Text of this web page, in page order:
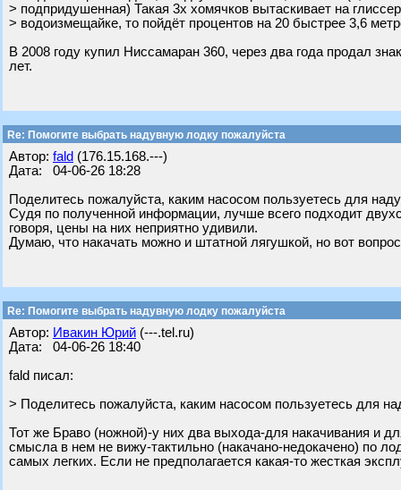
> подпридушенная) Такая 3х хомячков вытаскивает на
> водоизмещайке, то пойдёт процентов на 20 быстрее 3,6
В 2008 году купил Ниссамаран 360, через два года продал
лет.
Re: Помогите выбрать надувную лодку пожалуйста
Автор: fald (176.15.168.---)
Дата: 04-06-26 18:28
Поделитесь пожалуйста, каким насосом пользуетесь для
Судя по полученной информации, лучше всего подходит
говоря, цены на них неприятно удивили.
Думаю, что накачать можно и штатной лягушкой, но вот
Re: Помогите выбрать надувную лодку пожалуйста
Автор: Ивакин Юрий (---.tel.ru)
Дата: 04-06-26 18:40
fald писал:
> Поделитесь пожалуйста, каким насосом пользуетесь для
Тот же Браво (ножной)-у них два выхода-для накачивания и
смысла в нем не вижу-тактильно (накачано-недокачено) по
самых легких. Если не предполагается какая-то жесткая